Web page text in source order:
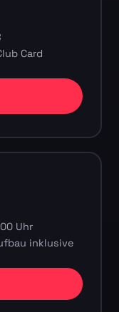
Card
Uhr
inklusive